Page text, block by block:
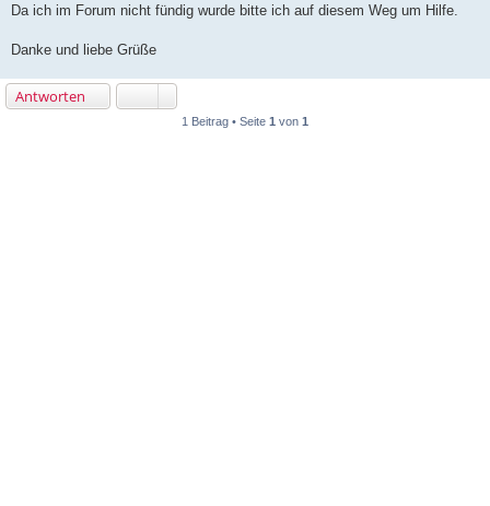
Da ich im Forum nicht fündig wurde bitte ich auf diesem Weg um Hilfe.
Danke und liebe Grüße
Antworten
1 Beitrag • Seite 1 von 1